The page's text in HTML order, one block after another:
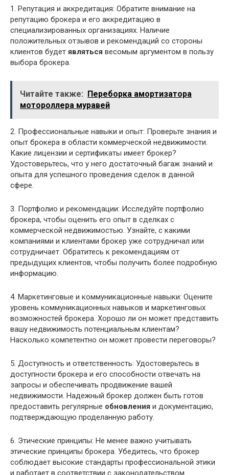
1. Репутация и аккредитация: Обратите внимание на
репутацию брокера и его аккредитацию в
специализированных организациях. Наличие
положительных отзывов и рекомендаций со стороны
клиентов будет являться весомым аргументом в пользу
выбора брокера.
Читайте также: Переборка амортизатора
мотороллера муравей
2. Профессиональные навыки и опыт: Проверьте знания и
опыт брокера в области коммерческой недвижимости.
Какие лицензии и сертификаты имеет брокер?
Удостоверьтесь, что у него достаточный багаж знаний и
опыта для успешного проведения сделок в данной
сфере.
3. Портфолио и рекомендации: Исследуйте портфолио
брокера, чтобы оценить его опыт в сделках с
коммерческой недвижимостью. Узнайте, с какими
компаниями и клиентами брокер уже сотрудничал или
сотрудничает. Обратитесь к рекомендациям от
предыдущих клиентов, чтобы получить более подробную
информацию.
4. Маркетинговые и коммуникационные навыки: Оцените
уровень коммуникационных навыков и маркетинговых
возможностей брокера. Хорошо ли он может представить
вашу недвижимость потенциальным клиентам?
Насколько компетентно он может провести переговоры?
5. Доступность и ответственность: Удостоверьтесь в
доступности брокера и его способности отвечать на
запросы и обеспечивать продвижение вашей
недвижимости. Надежный брокер должен быть готов
предоставить регулярные обновления и документацию,
подтверждающую проделанную работу.
6. Этические принципы: Не менее важно учитывать
этические принципы брокера. Убедитесь, что брокер
соблюдает высокие стандарты профессиональной этики
и работает в соответствии с законодательством.